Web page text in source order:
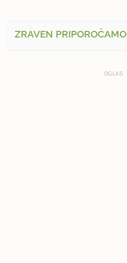
ZRAVEN PRIPOROČAMO
OGLAS